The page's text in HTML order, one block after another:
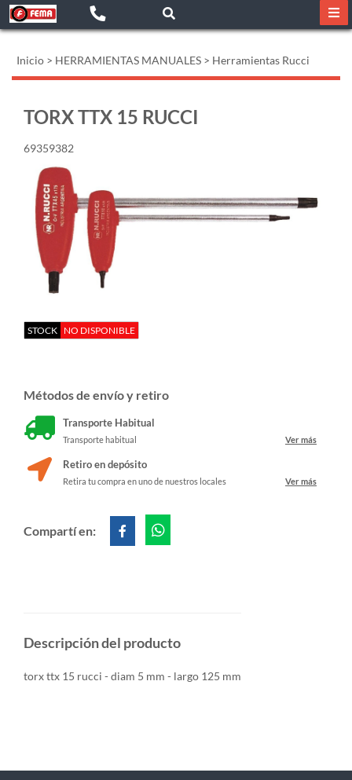
Inicio > HERRAMIENTAS MANUALES > Herramientas Rucci
TORX TTX 15 RUCCI
69359382
STOCK NO DISPONIBLE
Métodos de envío y retiro
Transporte Habitual
Transporte habitual Ver más
Retiro en depósito
Retira tu compra en uno de nuestros locales Ver más
Compartí en:
Descripción del producto
torx ttx 15 rucci - diam 5 mm - largo 125 mm